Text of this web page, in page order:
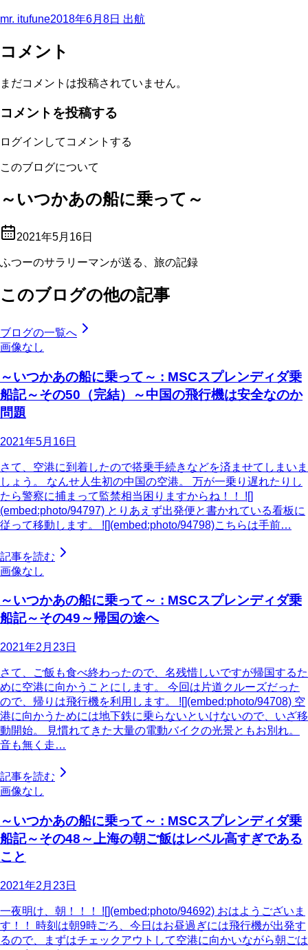
mr. itufune2018年6月8日 出航
コメント
まだコメントは投稿されていません。
コメントを投稿する
ログインしてコメントする
このブログについて
～いつかあの船に乗って～
2021年5月16日
ふつーのサラリーマンが送る、旅の記録
このブログの他の記事
ブログの一覧へ
画像なし
～いつかあの船に乗って～ : MSCスプレンディダ乗
船記～その50（完結）～中国の飛行機は安全なのか
問題
2021年5月16日
さて、空港に到着したので搭乗手続きなどを済ませてしまいま
しょう。 なんせ人生初の中国の空港。 万が一乗り遅れたりし
たら警察に捕まって監禁相当困りますからね！！ ![]
(embed:photo/94797) とりあえず出発便と書かれている看板に
従って移動します。 ![](embed:photo/94798)こちらは手前…
記事を読む
画像なし
～いつかあの船に乗って～ : MSCスプレンディダ乗
船記～その49～帰国の途へ
2021年2月23日
さて、ご飯も食べ終わったので、名残惜しいですが帰国するた
めに空港に向かうことにします。 今回は片道クルーズだった
ので、帰りは飛行機を利用します。 ![](embed:photo/94708) 空
港に向かうためには地下鉄に乗らないといけないので、いざ移
動開始。 見慣れてきた大量の電動バイクの光景ともお別れ。
音も無く走…
記事を読む
画像なし
～いつかあの船に乗って～ : MSCスプレンディダ乗
船記～その48～上海の朝ご飯はレベル高すぎである
こと
2021年2月23日
一夜明け、朝！！！ ![](embed:photo/94692) おはようございま
す！！ 時刻は朝9時ごろ、今日はお昼過ぎには飛行機が出発す
るので、まずはチェックアウトして空港に向かいながら朝ごは